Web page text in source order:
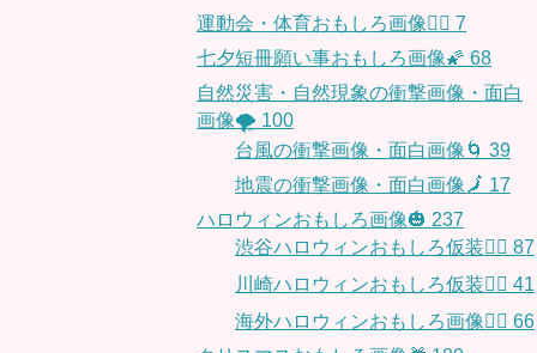
運動会・体育おもしろ画像🤸‍♂️ 7
七夕短冊願い事おもしろ画像🌠 68
自然災害・自然現象の衝撃画像・面白
画像🌪 100
台風の衝撃画像・面白画像🌀 39
地震の衝撃画像・面白画像🗾 17
ハロウィンおもしろ画像🎃 237
渋谷ハロウィンおもしろ仮装👯‍♂️ 87
川崎ハロウィンおもしろ仮装🧞‍♀️ 41
海外ハロウィンおもしろ画像🧛‍♂️ 66